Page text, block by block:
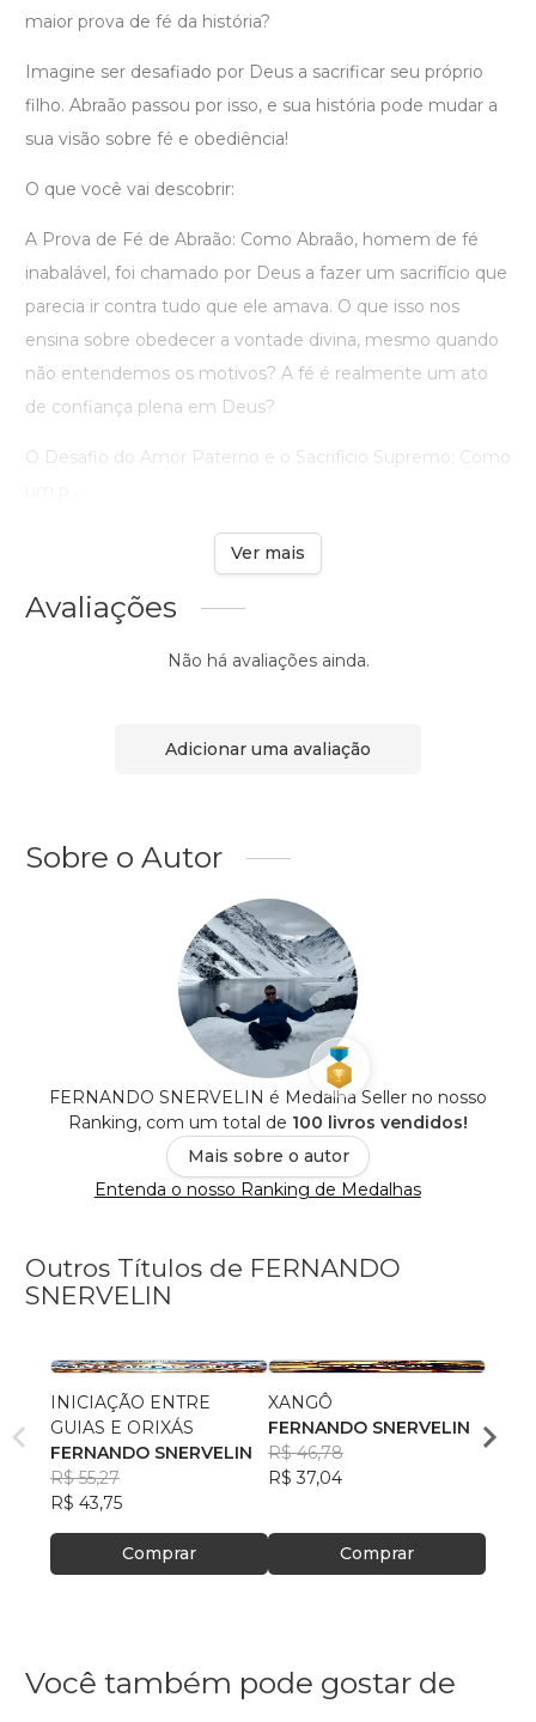
maior prova de fé da história?
Imagine ser desafiado por Deus a sacrificar seu próprio
filho. Abraão passou por isso, e sua história pode mudar a
sua visão sobre fé e obediência!
O que você vai descobrir:
A Prova de Fé de Abraão: Como Abraão, homem de fé
inabalável, foi chamado por Deus a fazer um sacrifício que
parecia ir contra tudo que ele amava. O que isso nos
ensina sobre obedecer a vontade divina, mesmo quando
não entendemos os motivos? A fé é realmente um ato
de confiança plena em Deus?
O Desafio do Amor Paterno e o Sacrifício Supremo: Como
Ver mais
Avaliações
Não há avaliações ainda.
Adicionar uma avaliação
Sobre o Autor
FERNANDO SNERVELIN é Medalha Seller no nosso
Ranking, com um total de 100 livros vendidos!
Mais sobre o autor
Entenda o nosso Ranking de Medalhas
Outros Títulos de FERNANDO
SNERVELIN
INICIAÇÃO ENTRE
GUIAS E ORIXÁS
FERNANDO SNERVELIN
R$ 55,27
R$ 43,75
Comprar
XANGÔ
FERNANDO SNERVELIN
R$ 46,78
R$ 37,04
Comprar
R$
Você também pode gostar de